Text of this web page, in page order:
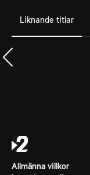
Liknande titlar
Allmänna villkor